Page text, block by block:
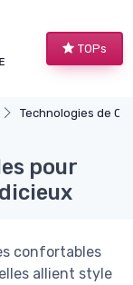
TOPs
Technologies de
pour
confortables
allient style